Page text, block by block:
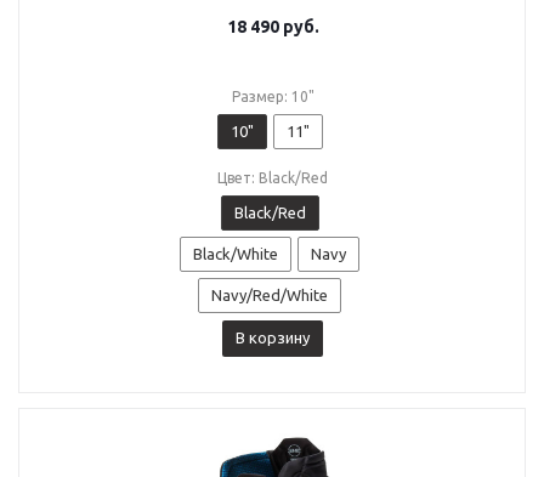
18 490руб.
Размер: 10"
10" 11"
Цвет: Black/Red
Black/Red
Black/White Navy
Navy/Red/White
В корзину